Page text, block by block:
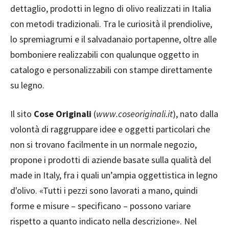
dettaglio, prodotti in legno di olivo realizzati in Italia
con metodi tradizionali. Tra le curiosità il prendiolive,
lo spremiagrumi e il salvadanaio portapenne, oltre alle
bomboniere realizzabili con qualunque oggetto in
catalogo e personalizzabili con stampe direttamente
su legno.
Il sito Cose Originali (www.coseoriginali.it), nato dalla
volontà di raggruppare idee e oggetti particolari che
non si trovano facilmente in un normale negozio,
propone i prodotti di aziende basate sulla qualità del
made in Italy, fra i quali un’ampia oggettistica in legno
d'olivo. «Tutti i pezzi sono lavorati a mano, quindi
forme e misure – specificano – possono variare
rispetto a quanto indicato nella descrizione». Nel